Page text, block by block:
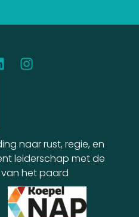
naar rust, regie, en
leiderschap met de
het paard